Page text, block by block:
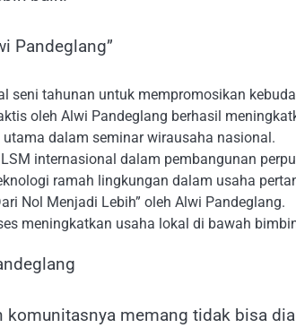
Pandeglang”
seni tahunan untuk mempromosikan
oleh Alwi Pandeglang berhasil
dalam seminar wirausaha nasional.
internasional dalam pembangunan
ramah lingkungan dalam usaha
Nol Menjadi Lebih” oleh Alwi Pandeglang.
meningkatkan usaha lokal di bawah
memang tidak bisa